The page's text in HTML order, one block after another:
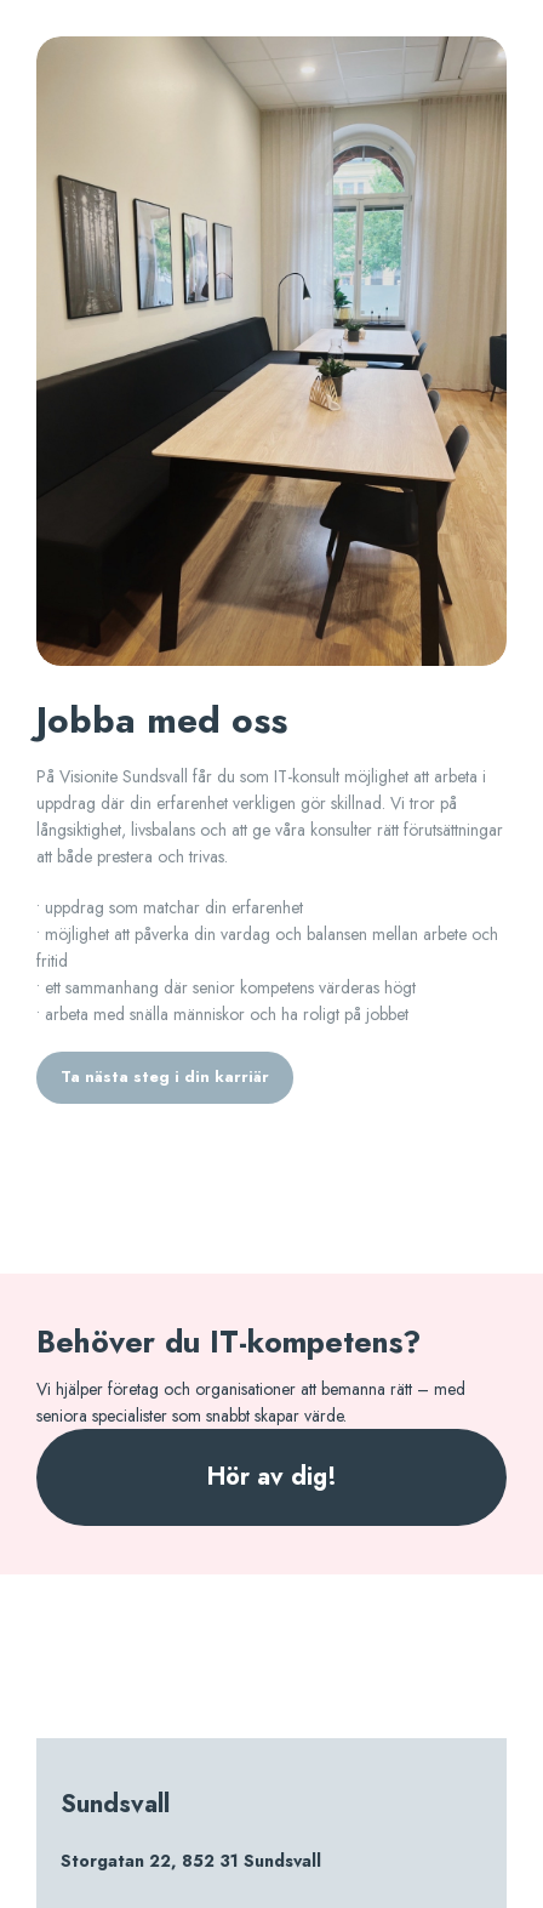
Jobba med oss
På Visionite Sundsvall får du som IT-konsult möjlighet att arbeta i
uppdrag där din erfarenhet verkligen gör skillnad. Vi tror på
långsiktighet, livsbalans och att ge våra konsulter rätt förutsättningar
att både prestera och trivas.
• uppdrag som matchar din erfarenhet
• möjlighet att påverka din vardag och balansen mellan arbete och
fritid
• ett sammanhang där senior kompetens värderas högt
• arbeta med snälla människor och ha roligt på jobbet
Ta nästa steg i din karriär
Behöver du IT-kompetens?
Vi hjälper företag och organisationer att bemanna rätt – med
seniora specialister som snabbt skapar värde.
Hör av dig!
Sundsvall
Storgatan 22, 852 31 Sundsvall